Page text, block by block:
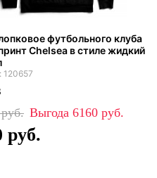
футбольного клуба
Chelsea в стиле жидкий
120657
6160